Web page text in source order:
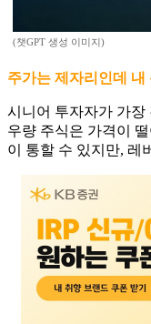
(챗GPT 생성 이미지)
주가는 제자리인데 내
시니어 투자자가 가장
우량 주식은 가격이
이 통할 수 있지만, 레